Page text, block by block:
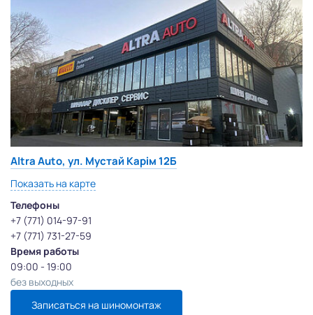
Altra Auto, ул. Мустай Карім 12Б
Показать на карте
Телефоны
+7 (771) 014-97-91
+7 (771) 731-27-59
Время работы
09:00 - 19:00
без выходных
Записаться на шиномонтаж